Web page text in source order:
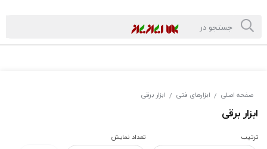
صفحه اصلی / ابزارهای فنی / ابزار برقی
ابزار برقی
ترتیب تعداد نمایش